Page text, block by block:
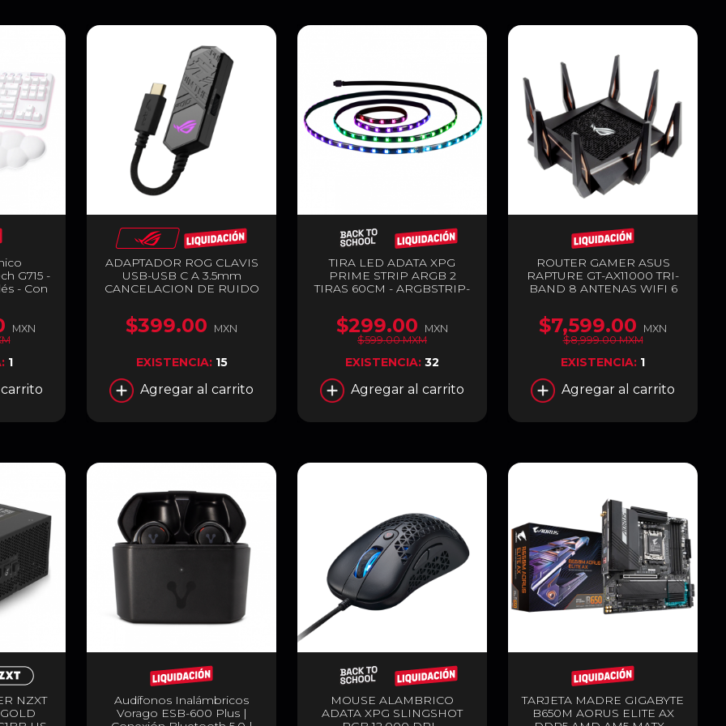
G715 -
- Con
MXN
1
ADAPTADOR ROG CLAVIS
USB-USB C A 3.5mm
CANCELACION DE RUIDO
$399.00 MXN
EXISTENCIA: 15
Agregar al carrito
TIRA LED ADATA XPG
PRIME STRIP ARGB 2
TIRAS 60CM - ARGBSTRIP-
$299.00
MXN
$599.00 MXM
EXISTENCIA: 32
Agregar al carrito
ROUTER GAMER ASUS
RAPTURE GT-AX11000 TRI-
BAND 8 ANTENAS WIFI 6
$7,599.00
MXN
$8,999.00 MXM
EXISTENCIA: 1
Agregar al carrito
NZXT
Audífonos Inalámbricos
Vorago ESB-600 Plus |
MOUSE ALAMBRICO
ADATA XPG SLINGSHOT
TARJETA MADRE GIGABYTE
B650M AORUS ELITE AX